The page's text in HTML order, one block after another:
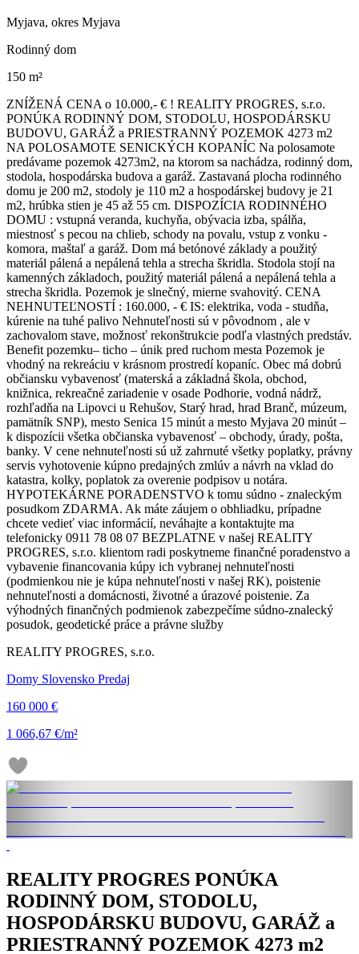
Myjava, okres Myjava
Rodinný dom
150 m²
ZNÍŽENÁ CENA o 10.000,- € ! REALITY PROGRES, s.r.o.
PONÚKA RODINNÝ DOM, STODOLU, HOSPODÁRSKU
BUDOVU, GARÁŽ a PRIESTRANNÝ POZEMOK 4273 m2
NA POLOSAMOTE SENICKÝCH KOPANÍC Na polosamote
predávame pozemok 4273m2, na ktorom sa nachádza, rodinný dom,
stodola, hospodárska budova a garáž. Zastavaná plocha rodinného
domu je 200 m2, stodoly je 110 m2 a hospodárskej budovy je 21
m2, hrúbka stien je 45 až 55 cm. DISPOZÍCIA RODINNÉHO
DOMU : vstupná veranda, kuchyňa, obývacia izba, spálňa,
miestnosť s pecou na chlieb, schody na povalu, vstup z vonku -
komora, maštaľ a garáž. Dom má betónové základy a použitý
materiál pálená a nepálená tehla a strecha škridla. Stodola stojí na
kamenných základoch, použitý materiál pálená a nepálená tehla a
strecha škridla. Pozemok je slnečný, mierne svahovitý. CENA
NEHNUTEĽNOSTÍ : 160.000, - € IS: elektrika, voda - studňa,
kúrenie na tuhé palivo Nehnuteľnosti sú v pôvodnom , ale v
zachovalom stave, možnosť rekonštrukcie podľa vlastných predstáv.
Benefit pozemku– ticho – únik pred ruchom mesta Pozemok je
vhodný na rekreáciu v krásnom prostredí kopaníc. Obec má dobrú
občiansku vybavenosť (materská a základná škola, obchod,
knižnica, rekreačné zariadenie v osade Podhorie, vodná nádrž,
rozhľadňa na Lipovci u Rehušov, Starý hrad, hrad Branč, múzeum,
pamätník SNP), mesto Senica 15 minút a mesto Myjava 20 minút –
k dispozícii všetka občianska vybavenosť – obchody, úrady, pošta,
banky. V cene nehnuteľnosti sú už zahrnuté všetky poplatky, právny
servis vyhotovenie kúpno predajných zmlúv a návrh na vklad do
katastra, kolky, poplatok za overenie podpisov u notára.
HYPOTEKÁRNE PORADENSTVO k tomu súdno - znaleckým
posudkom ZDARMA. Ak máte záujem o obhliadku, prípadne
chcete vedieť viac informácií, neváhajte a kontaktujte ma
telefonicky 0911 78 08 07 BEZPLATNE v našej REALITY
PROGRES, s.r.o. klientom radi poskytneme finančné poradenstvo a
vybavenie financovania kúpy ich vybranej nehnuteľnosti
(podmienkou nie je kúpa nehnuteľnosti v našej RK), poistenie
nehnuteľnosti a domácnosti, životné a úrazové poistenie. Za
výhodných finančných podmienok zabezpečíme súdno-znalecký
posudok, geodetické práce a právne služby
REALITY PROGRES, s.r.o.
Domy Slovensko Predaj
160 000 €
1 066,67 €/m²
REALITY PROGRES PONÚKA
RODINNÝ DOM, STODOLU,
HOSPODÁRSKU BUDOVU, GARÁŽ a
PRIESTRANNÝ POZEMOK 4273 m2